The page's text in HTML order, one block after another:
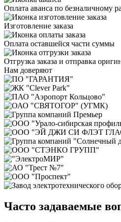
Оплата аванса по безналичному
Изготовление заказа
Оплата оставшейся части суммы
Отгрузка заказа и отправка
Нам доверяют
Часто задаваемые